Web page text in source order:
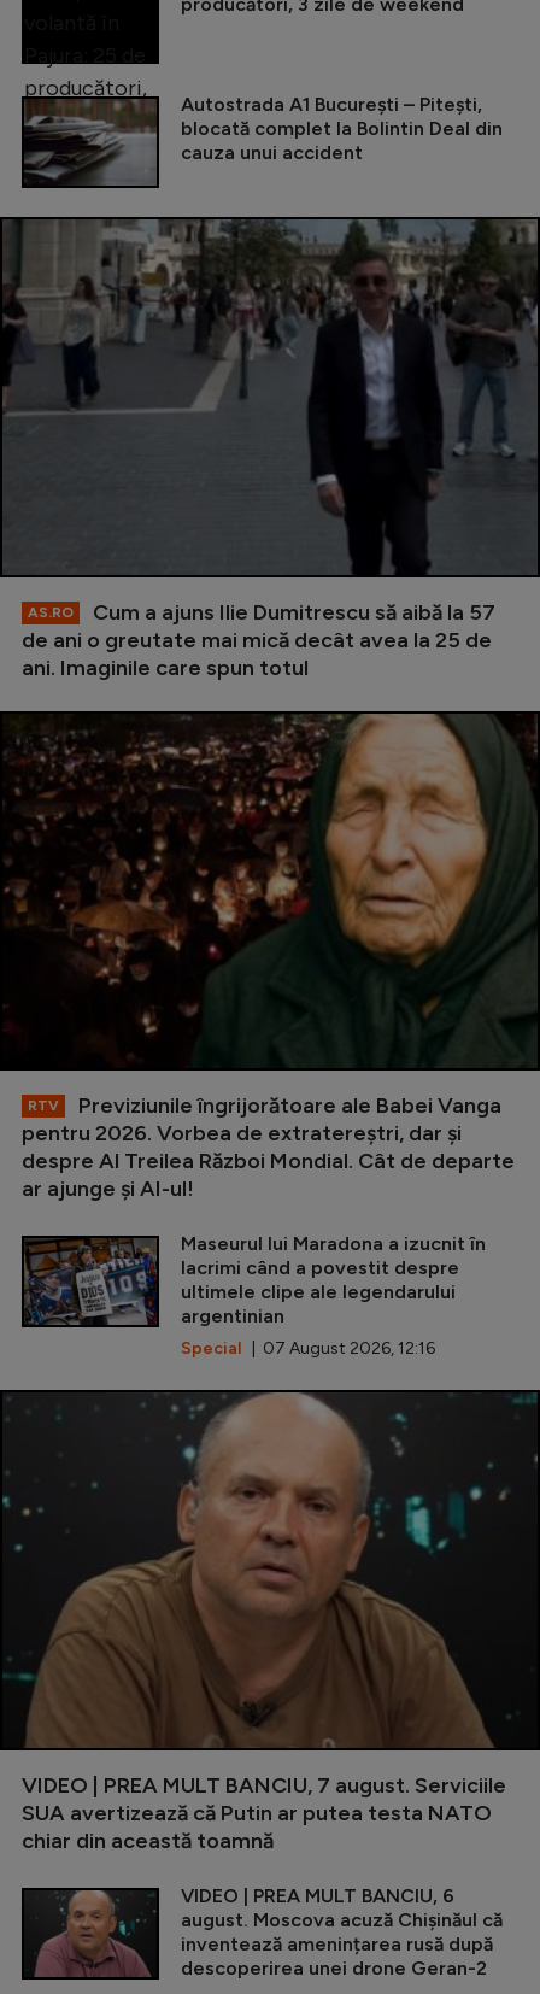
Autostrada A1 București – Pitești,
blocată complet la Bolintin Deal din
cauza unui accident
AS.RO
Cum a ajuns Ilie Dumitrescu să aibă la 57
de ani o greutate mai mică decât avea la 25 de
ani. Imaginile care spun totul
RTV
Previziunile îngrijorătoare ale Babei Vanga
pentru 2026. Vorbea de extratereștri, dar și
despre Al Treilea Război Mondial. Cât de departe
ar ajunge și AI-ul!
Maseurul lui Maradona a izucnit în
lacrimi când a povestit despre
ultimele clipe ale legendarului
argentinian
Special | 07 August 2026, 12:16
VIDEO | PREA MULT BANCIU, 7 august. Serviciile
SUA avertizează că Putin ar putea testa NATO
chiar din această toamnă
VIDEO | PREA MULT BANCIU, 6
august. Moscova acuză Chișinăul că
inventează amenințarea rusă după
descoperirea unei drone Geran-2